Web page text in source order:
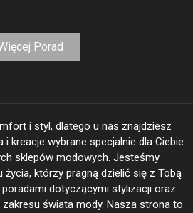
Porad
i styl, dlatego u nas znajdziesz
i kreacje wybrane specjalnie dla Ciebie
sklepów modowych. Jesteśmy
którzy pragną dzielić się z Tobą
dotyczącymi stylizacji oraz
świata mody. Nasza strona to